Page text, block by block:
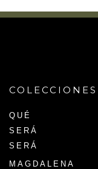
COLECCIONES
QUÉ
SERÁ
SERÁ
MAGDALENA